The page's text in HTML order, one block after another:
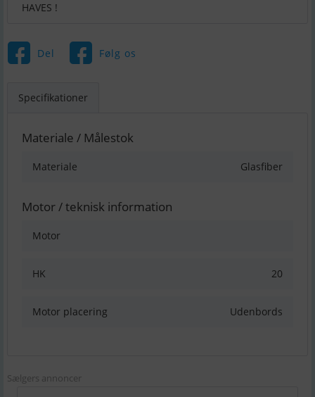
HAVES !
Del Følg os
Specifikationer
Materiale / Målestok
Materiale Glasfiber
Motor / teknisk information
Motor
HK 20
Motor placering Udenbords
Sælgers annoncer